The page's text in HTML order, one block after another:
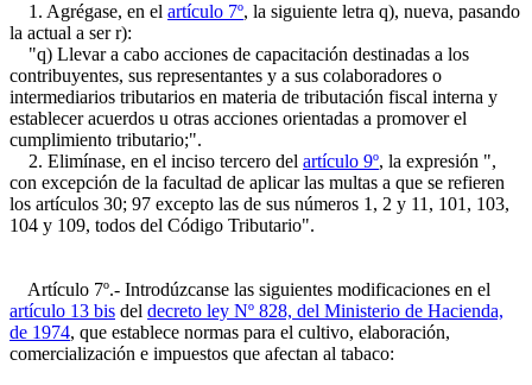
1. Agrégase, en el artículo 7º, la siguiente letra q), nueva, pasando
la actual a ser r):
"q) Llevar a cabo acciones de capacitación destinadas a los
contribuyentes, sus representantes y a sus colaboradores o
intermediarios tributarios en materia de tributación fiscal interna y
establecer acuerdos u otras acciones orientadas a promover el
cumplimiento tributario;".
2. Elimínase, en el inciso tercero del artículo 9º, la expresión ",
con excepción de la facultad de aplicar las multas a que se refieren
los artículos 30; 97 excepto las de sus números 1, 2 y 11, 101, 103,
104 y 109, todos del Código Tributario".
Artículo 7º.- Introdúzcanse las siguientes modificaciones en el
artículo 13 bis del decreto ley Nº 828, del Ministerio de Hacienda,
de 1974, que establece normas para el cultivo, elaboración,
comercialización e impuestos que afectan al tabaco: